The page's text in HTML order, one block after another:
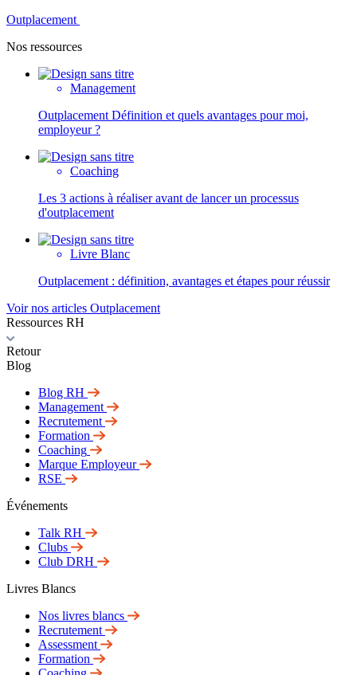
Outplacement
Nos ressources
Management
Outplacement Définition et quels avantages pour moi,
employeur ?
Coaching
Les 3 actions à réaliser avant de lancer un processus
d'outplacement
Livre Blanc
Outplacement : définition, avantages et étapes pour réussir
Voir nos articles Outplacement
Ressources RH
Retour
Blog
Blog RH
Management
Recrutement
Formation
Coaching
Marque Employeur
RSE
Événements
Talk RH
Clubs
Club DRH
Livres Blancs
Nos livres blancs
Recrutement
Assessment
Formation